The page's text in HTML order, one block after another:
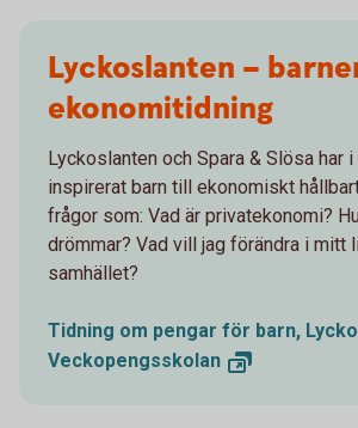
Lyckoslanten –
ekonomitidning
Lyckoslanten och Spara & Slösa har i
inspirerat barn till ekonomiskt
frågor som: Vad är privatekonomi?
drömmar? Vad vill jag förändra i mitt
samhället?
Tidning om pengar för barn,
Veckopengsskolan